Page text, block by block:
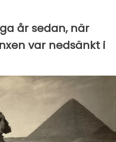
år sedan, när
var nedsänkt i